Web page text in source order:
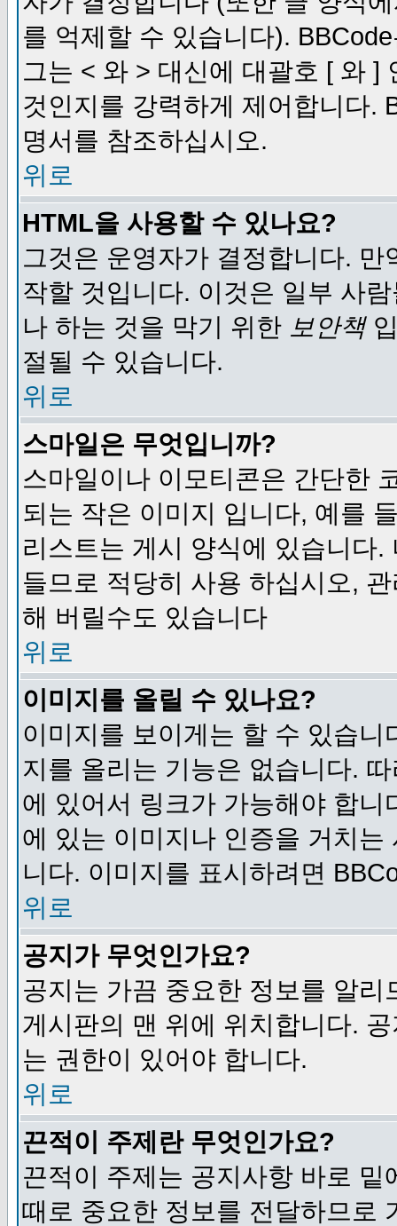
를 억제할 수 있습니다).
그는 < 와 > 대신에 대괄호 [ 와 ]
것인지를 강력하게 제어합니다.
명서를 참조하십시오.
위로
HTML을 사용할 수 있나요?
그것은 운영자가 결정합니다.
작할 것입니다. 이것은 일부 사
나 하는 것을 막기 위한 보안책
절될 수 있습니다.
위로
스마일은 무엇입니까?
스마일이나 이모티콘은 간단한
되는 작은 이미지 입니다, 예를
리스트는 게시 양식에 있습니다
들므로 적당히 사용 하십시오,
해 버릴수도 있습니다
위로
이미지를 올릴 수 있나요?
이미지를 보이게는 할 수 있습
지를 올리는 기능은 없습니다.
에 있어서 링크가 가능해야 합
에 있는 이미지나 인증을 거치
니다. 이미지를 표시하려면
위로
공지가 무엇인가요?
공지는 가끔 중요한 정보를 알
게시판의 맨 위에 위치합니다.
는 권한이 있어야 합니다.
위로
끈적이 주제란 무엇인가요?
끈적이 주제는 공지사항 바로
때로 중요한 정보를 전달하므로